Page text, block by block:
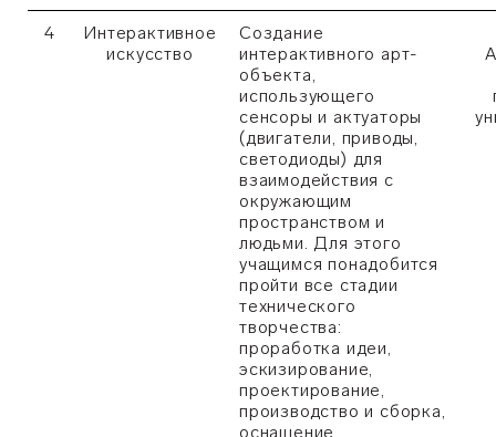
4
Интерактивное
искусство
Создание
интерактивного арт-
объекта,
использующего
сенсоры и актуаторы
(двигатели, приводы,
светодиоды) для
взаимодействия с
окружающим
пространством и
людьми. Для этого
учащимся понадобится
пройти все стадии
технического
творчества:
проработка идеи,
эскизирование,
проектирование,
производство и сборка,
оснащение